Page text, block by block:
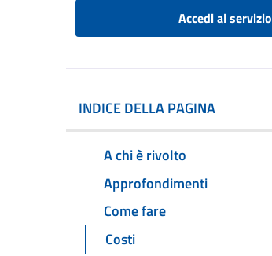
Accedi al servizio
INDICE DELLA PAGINA
A chi è rivolto
Approfondimenti
Come fare
Costi